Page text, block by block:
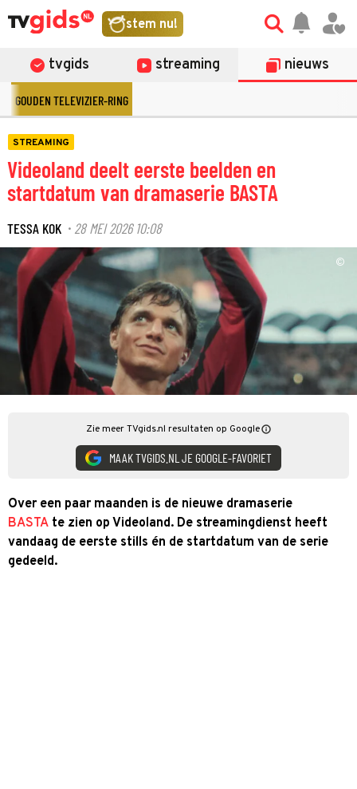
stem nu!
tvgids streaming nieuws
GOUDEN TELEVIZIER-RING
STREAMING
Videoland deelt eerste beelden en
startdatum van dramaserie BASTA
TESSA KOK · 28 MEI 2026 10:08
©
Zie meer TVgids.nl resultaten op Google
MAAK TVGIDS.NL JE GOOGLE-FAVORIET
Over een paar maanden is de nieuwe dramaserie
BASTA te zien op Videoland. De streamingdienst heeft
vandaag de eerste stills én de startdatum van de serie
gedeeld.